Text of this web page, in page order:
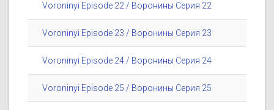
Voroninyi Episode 22 / Воронины Серия 22
Voroninyi Episode 23 / Воронины Серия 23
Voroninyi Episode 24 / Воронины Серия 24
Voroninyi Episode 25 / Воронины Серия 25